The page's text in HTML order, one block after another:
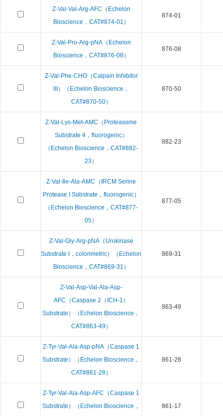
Z-Val-Val-Arg-AFC（Echelon
Bioscience，CAT#874-01）
874-01
Z-Val-Pro-Arg-pNA（Echelon
Bioscience，CAT#876-08）
876-08
Z-Val-Phe-CHO（Calpain Inhibitor
III）（Echelon Bioscience，
CAT#870-50）
870-50
Z-Val-Lys-Met-AMC（Proteasome
Substrate 4，fluorogenic）
（Echelon Bioscience，CAT#882-
23）
882-23
Z-Val-Ile-Ala-AMC（IRCM Serine
Protease I Substrate，fluorogenic）
（Echelon Bioscience，CAT#877-
05）
877-05
Z-Val-Gly-Arg-pNA（Urokinase
Substrate I，colorimetric）（Echelon
Bioscience，CAT#869-31）
869-31
Z-Val-Asp-Val-Ala-Asp-
AFC（Caspase 2（ICH-1）
Substrate）（Echelon Bioscience，
CAT#863-49）
863-49
Z-Tyr-Val-Ala-Asp-pNA（Caspase 1
Substrate）（Echelon Bioscience，
CAT#861-28）
861-28
Z-Tyr-Val-Ala-Asp-AFC（Caspase 1
Substrate）（Echelon Bioscience，
861-17